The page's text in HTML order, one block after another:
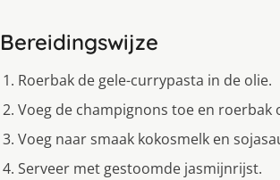
Bereidingswijze
Roerbak de gele-currypasta in de olie.
Voeg de champignons toe en roerbak
Voeg naar smaak kokosmelk en
Serveer met gestoomde jasmijnrijst.